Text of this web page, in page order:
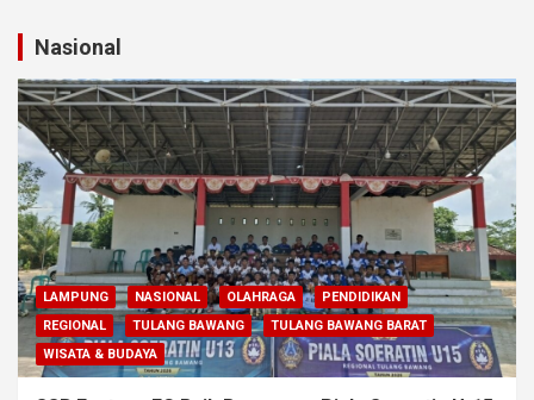
Nasional
LAMPUNG NASIONAL OLAHRAGA
PENDIDIKAN
REGIONAL
TULANG BAWANG
TULANG BAWANG BARAT
WISATA & BUDAYA